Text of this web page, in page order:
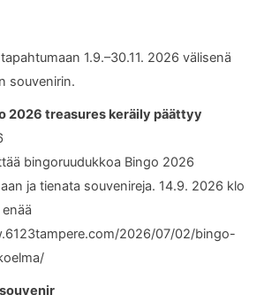
1.9.–30.11. 2026 välisenä
souvenirin.
2026 treasures keräily päättyy
bingoruudukkoa Bingo 2026
ja tienata souvenireja. 14.9. 2026 klo
2026/07/02/bingo-